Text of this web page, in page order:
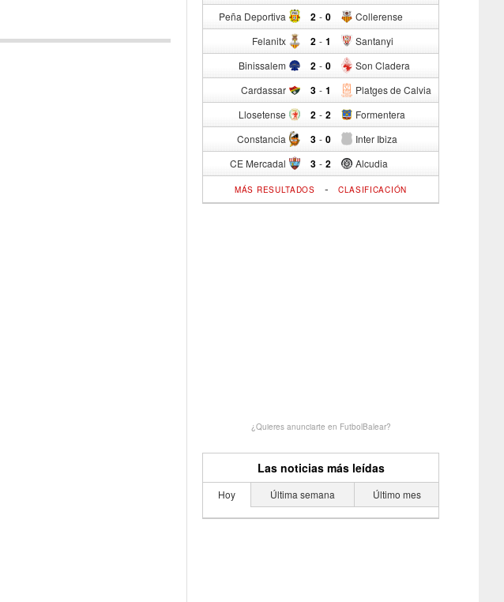
Peña Deportiva 2 - Collerense
0
Felanitx 2 - Santanyi
1
Binissalem 2 - Son Cladera
0
Cardassar 3 - Platges de Calvia
1
Llosetense 2 - Formentera
2
Constancia 3 - Inter Ibiza
0
CE Mercadal 3 - Alcudia
2
MÁS RESULTADOS - CLASIFICACIÓN
¿Quieres anunciarte en FutbolBalear?
Las noticias más leídas
Hoy Última semana Último mes